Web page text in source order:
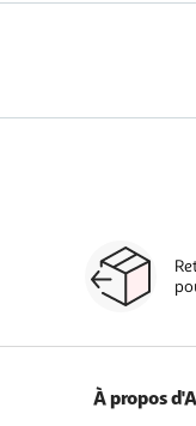
À propos